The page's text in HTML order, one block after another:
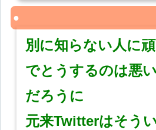
別に知らない人に
でとうするのは悪
だろうに
元来Twitterはそう